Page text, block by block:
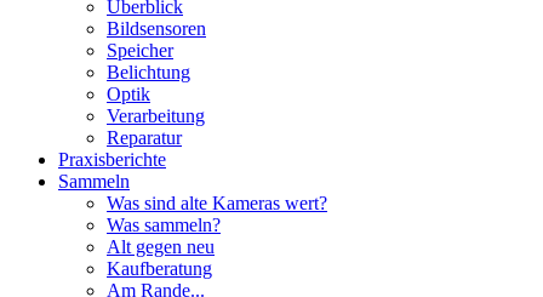
Überblick
Bildsensoren
Speicher
Belichtung
Optik
Verarbeitung
Reparatur
Praxisberichte
Sammeln
Was sind alte Kameras wert?
Was sammeln?
Alt gegen neu
Kaufberatung
Am Rande...